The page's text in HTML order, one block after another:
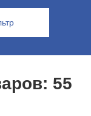
55